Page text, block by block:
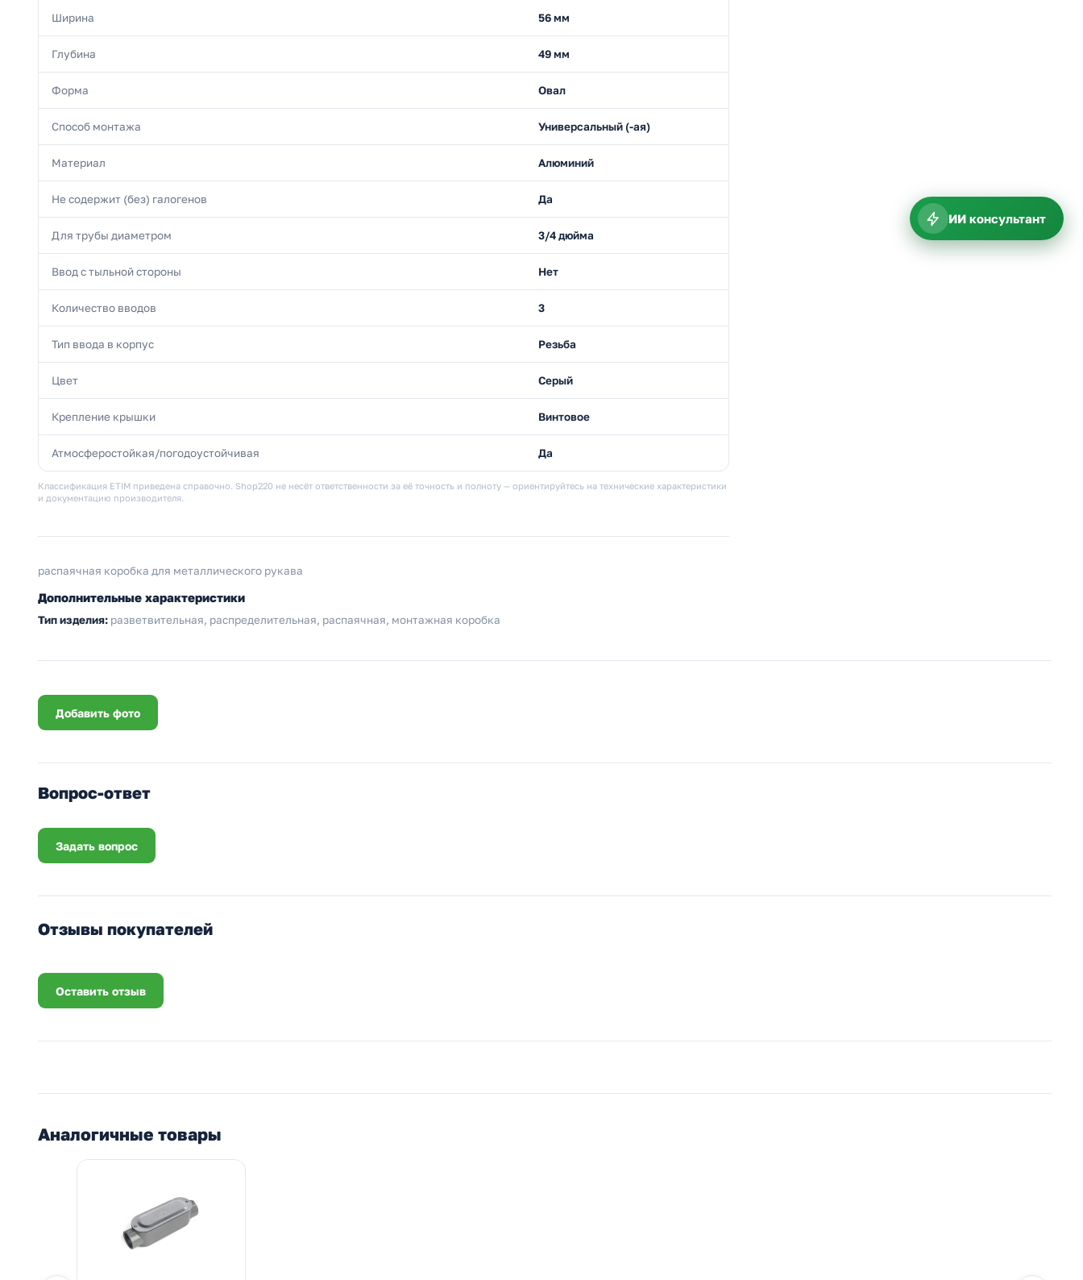
Ширина 56 мм
Глубина 49 мм
Форма Овал
Способ монтажа Универсальный (-ая)
Материал Алюминий
Не содержит (без) галогенов Да
Для трубы диаметром 3/4 дюйма
Ввод с тыльной стороны Нет
Количество вводов 3
Тип ввода в корпус Резьба
Цвет Серый
Крепление крышки Винтовое
Атмосферостойкая/погодоустойчивая Да
Классификация ETIM приведена справочно. Shop220 не несёт ответственности за её точность и полноту — ориентируйтесь на технические характеристики
и документацию производителя.
распаячная коробка для металлического рукава
Дополнительные характеристики
Тип изделия: разветвительная, распределительная, распаячная, монтажная коробка
Добавить фото
Вопрос-ответ
Задать вопрос
Отзывы покупателей
Оставить отзыв
Аналогичные товары
ИИ консультант